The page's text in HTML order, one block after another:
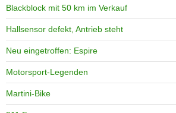
Blackblock mit 50 km im Verkauf
Hallsensor defekt, Antrieb steht
Neu eingetroffen: Espire
Motorsport-Legenden
Martini-Bike